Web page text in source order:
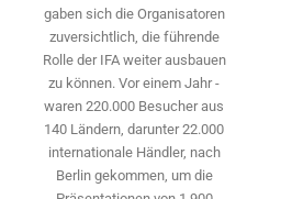
gaben sich die Organisatoren
zuversichtlich, die führende
Rolle der IFA weiter ausbauen
zu können. Vor einem Jahr ­
waren 220.000 Besucher aus
140 ­Ländern, ­darunter 22.000
internationale Händler, nach
Berlin gekommen, um die